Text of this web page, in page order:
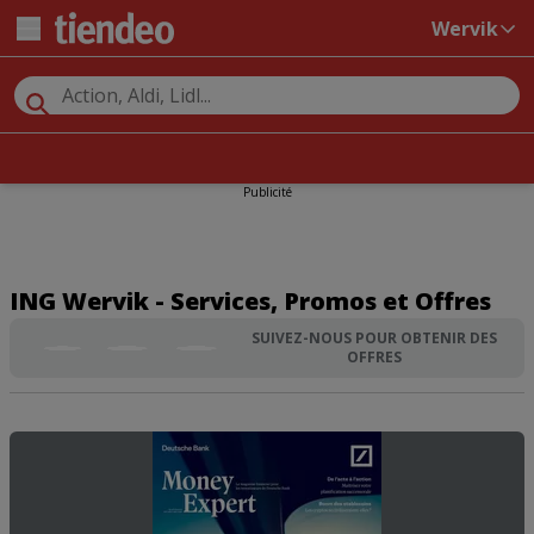
Wervik
Publicité
ING Wervik - Services, Promos et Offres
SUIVEZ-NOUS POUR OBTENIR DES
OFFRES